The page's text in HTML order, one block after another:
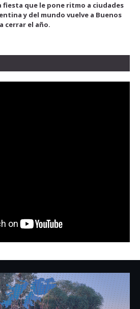
fiesta que le pone ritmo a ciudades
y del mundo vuelve a Buenos
cerrar el año.